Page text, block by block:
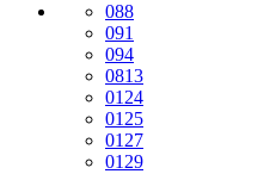
088
091
094
0813
0124
0125
0127
0129